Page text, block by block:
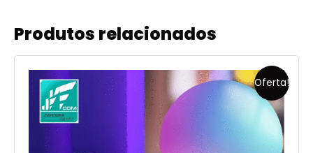
Produtos relacionados
Oferta!